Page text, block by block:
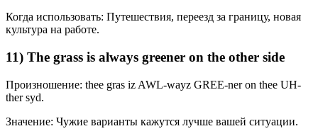
Когда использовать: Путешествия, переезд за границу, новая
культура на работе.
11) The grass is always greener on the other side
Произношение: thee gras iz AWL-wayz GREE-ner on thee UH-
ther syd.
Значение: Чужие варианты кажутся лучше вашей ситуации.